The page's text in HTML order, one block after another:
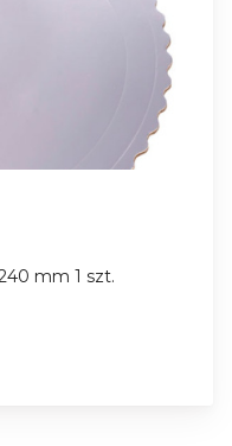
mm 1 szt.